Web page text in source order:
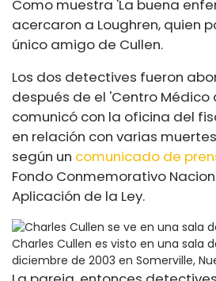
Como muestra 'La buena
acercaron a Loughren, quien
único amigo de Cullen.
Los dos detectives fueron
después de el 'Centro Médico
comunicó con la oficina del
en relación con varias
según un comunicado de
Fondo Conmemorativo
Aplicación de la Ley.
Charles Cullen es visto en una sala
diciembre de 2003 en Somerville,